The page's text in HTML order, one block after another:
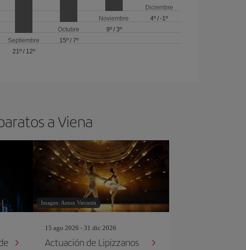
Septiembre
21º/ 12º
Octubre
15º/ 7º
Noviembre
9º/ 3º
Diciembre
4º /-1º
a Viena
Imagen: Anton Vierietin
15 ago 2026 - 31 dic 2026
Actuación de Lipizzanos